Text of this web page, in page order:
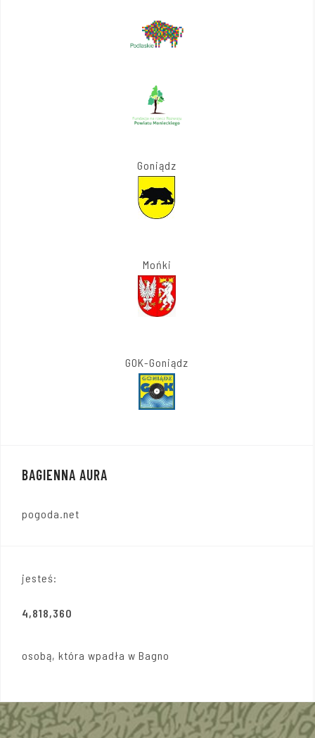
Goniądz
Mońki
GOK-Goniądz
BAGIENNA AURA
pogoda.net
jesteś:
4,818,360
osobą, która wpadła w Bagno